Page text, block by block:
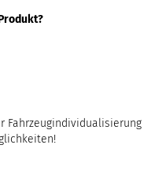
Fahrzeugindividualisierung